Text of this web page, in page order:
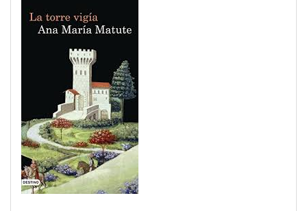
Trilogía
de
Ana
María
Matute:
Un
Viaje
Literario
Inolvidable